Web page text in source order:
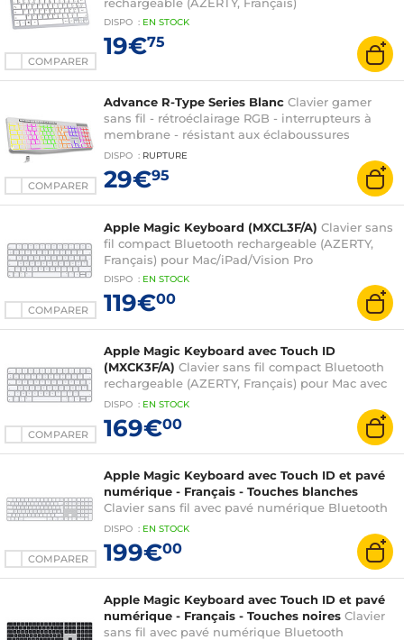
COMPARER
DISPO : EN STOCK
19€75
COMPARER
Advance R-Type Series Blanc Clavier gamer
sans fil - rétroéclairage RGB - interrupteurs à
membrane - résistant aux éclaboussures
(AZERTY, Français)
DISPO : RUPTURE
29€95
COMPARER
Apple Magic Keyboard (MXCL3F/A) Clavier sans
fil compact Bluetooth rechargeable (AZERTY,
Français) pour Mac/iPad/Vision Pro
DISPO : EN STOCK
119€00
COMPARER
Apple Magic Keyboard avec Touch ID
(MXCK3F/A) Clavier sans fil compact Bluetooth
rechargeable (AZERTY, Français) pour Mac avec
puce Apple
DISPO : EN STOCK
169€00
COMPARER
Apple Magic Keyboard avec Touch ID et pavé
numérique - Français - Touches blanches
Clavier sans fil avec pavé numérique Bluetooth
rechargeable (AZERTY, Français) pour Mac avec
puce Apple
DISPO : EN STOCK
199€00
Apple Magic Keyboard avec Touch ID et pavé
numérique - Français - Touches noires Clavier
sans fil avec pavé numérique Bluetooth